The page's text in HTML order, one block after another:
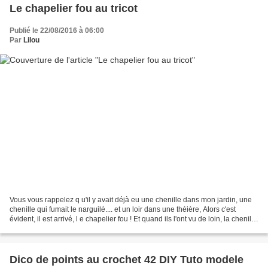
Le chapelier fou au tricot
Publié le 22/08/2016 à 06:00
Par Lilou
Vous vous rappelez q u'il y avait déjà eu une chenille dans mon jardin, une
chenille qui fumait le narguilé.... et un loir dans une théière, Alors c'est
évident, il est arrivé, l e chapelier fou ! Et quand ils l'ont vu de loin, la chenille
Dico de points au crochet 42 DIY Tuto modele